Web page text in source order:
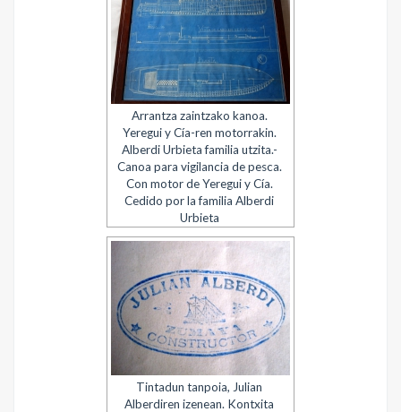
Arrantza zaintzako kanoa.
Yeregui y Cía-ren motorrakin.
Alberdi Urbieta familia utzita.-
Canoa para vigilancia de pesca.
Con motor de Yeregui y Cía.
Cedido por la familia Alberdi
Urbieta
Tintadun tanpoia, Julian
Alberdiren izenean. Kontxita